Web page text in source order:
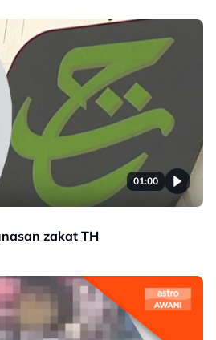
01:00
zakat TH